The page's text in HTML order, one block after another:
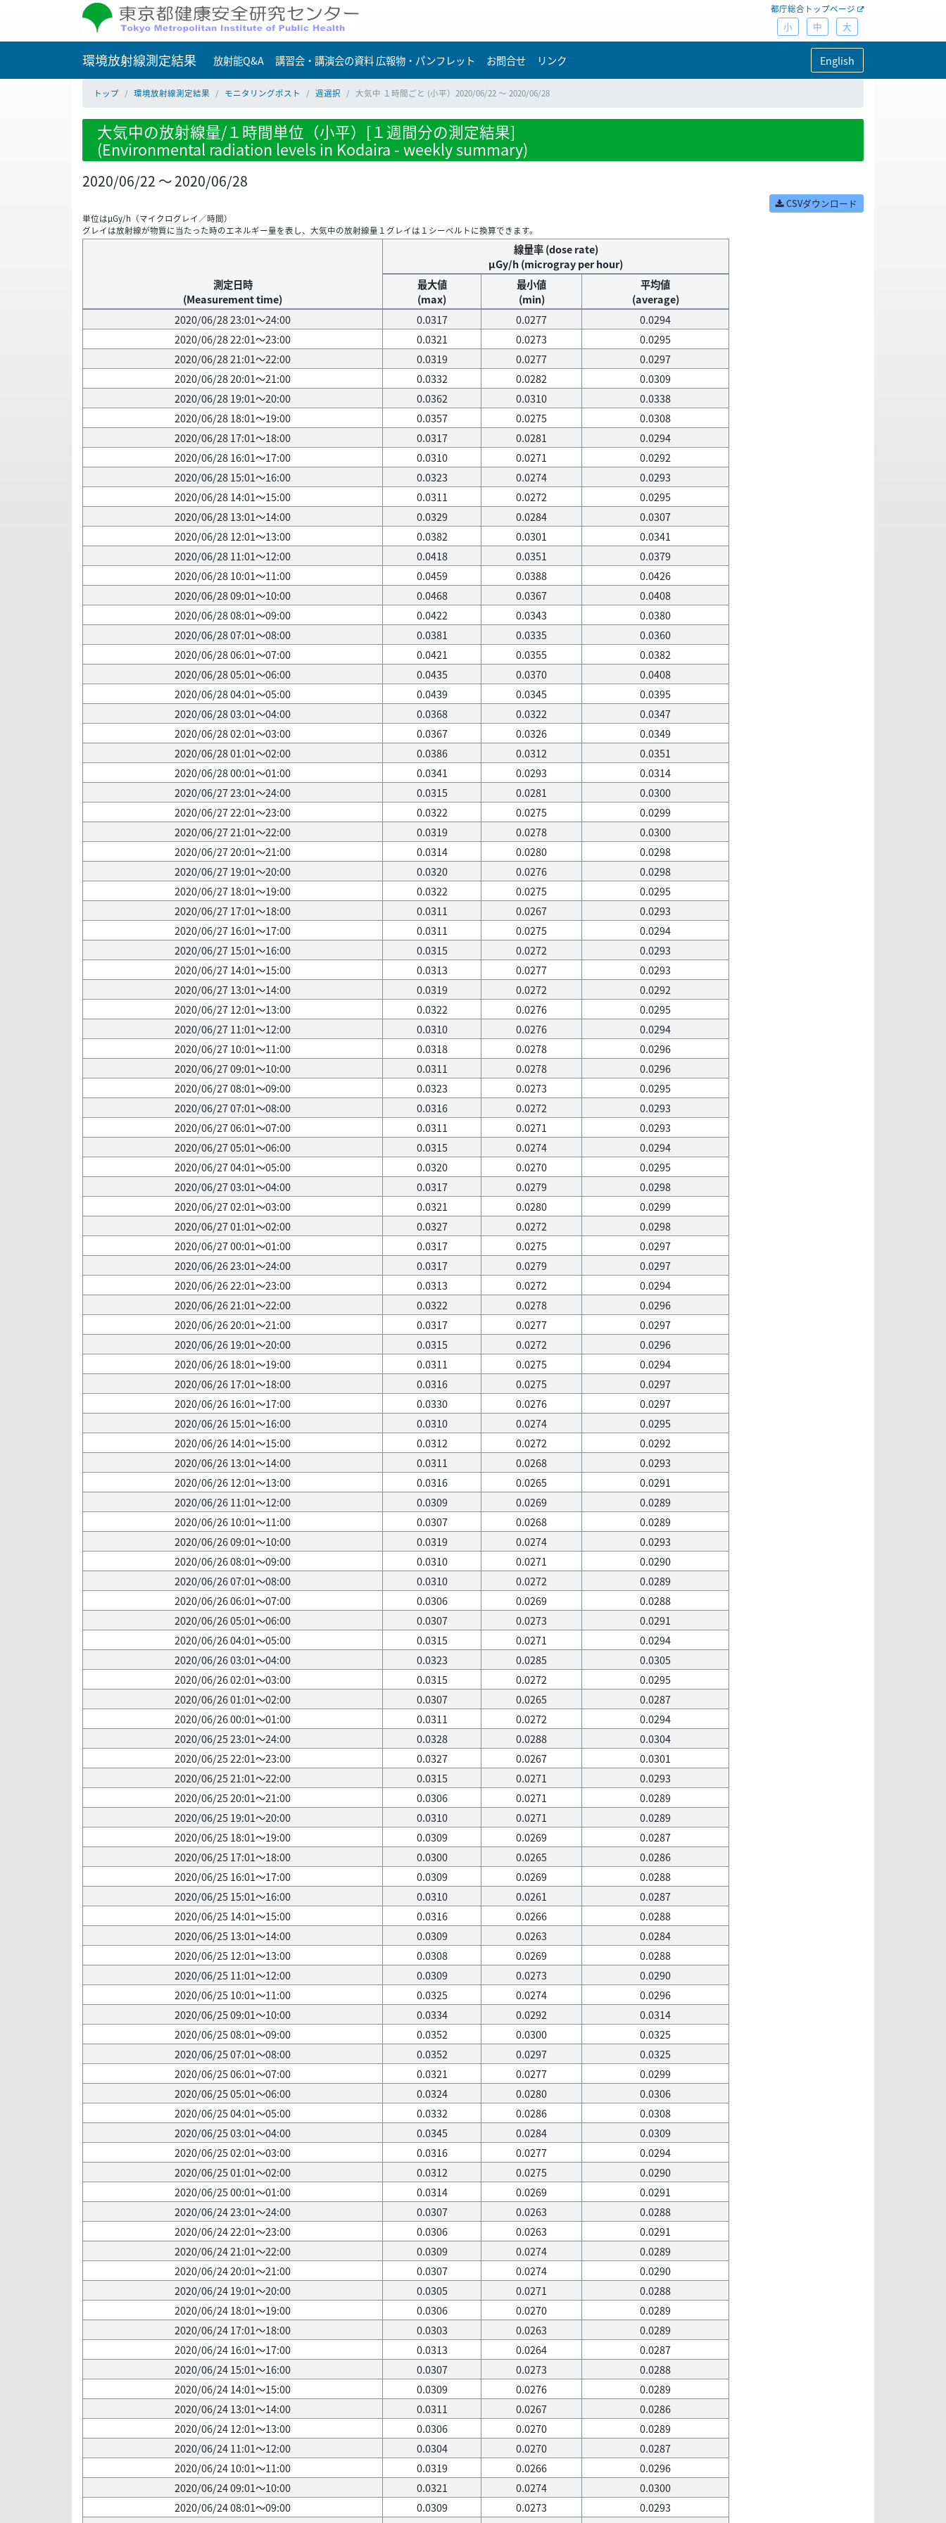
都庁総合トップページ
小 中 大
環境放射線測定結果 放射能Q&A 講習会・講演会の資料 広報物・パンフレット お問合せ リンク English
トップ 環境放射線測定結果 モニタリングポスト 週選択 大気中 １時間ごと (小平）2020/06/22 ～ 2020/06/28
大気中の放射線量/１時間単位（小平）[１週間分の測定結果]
(Environmental radiation levels in Kodaira - weekly summary)
2020/06/22 ～ 2020/06/28
CSVダウンロード
単位はμGy/h（マイクログレイ／時間）
グレイは放射線が物質に当たった時のエネルギー量を表し、大気中の放射線量１グレイは１シーベルトに換算できます。
測定日時
(Measurement time)
線量率 (dose rate)
μGy/h (microgray per hour)
最大値
(max)
最小値
(min)
平均値
(average)
2020/06/28 23:01～24:00
0.0317 0.0277
0.0294
2020/06/28 22:01～23:00
0.0321 0.0273
0.0295
2020/06/28 21:01～22:00
0.0319 0.0277
0.0297
2020/06/28 20:01～21:00
0.0332 0.0282
0.0309
2020/06/28 19:01～20:00
0.0362 0.0310
0.0338
2020/06/28 18:01～19:00
0.0357 0.0275
0.0308
2020/06/28 17:01～18:00
0.0317 0.0281
0.0294
2020/06/28 16:01～17:00
0.0310 0.0271
0.0292
2020/06/28 15:01～16:00
0.0323 0.0274
0.0293
2020/06/28 14:01～15:00
0.0311 0.0272
0.0295
2020/06/28 13:01～14:00
0.0329 0.0284
0.0307
2020/06/28 12:01～13:00
0.0382 0.0301
0.0341
2020/06/28 11:01～12:00
0.0418 0.0351
0.0379
2020/06/28 10:01～11:00
0.0459 0.0388
0.0426
2020/06/28 09:01～10:00
0.0468 0.0367
0.0408
2020/06/28 08:01～09:00
0.0422 0.0343
0.0380
2020/06/28 07:01～08:00
0.0381 0.0335
0.0360
2020/06/28 06:01～07:00
0.0421 0.0355
0.0382
2020/06/28 05:01～06:00
0.0435 0.0370
0.0408
2020/06/28 04:01～05:00
0.0439 0.0345
0.0395
2020/06/28 03:01～04:00
0.0368 0.0322
0.0347
2020/06/28 02:01～03:00
0.0367 0.0326
0.0349
2020/06/28 01:01～02:00
0.0386 0.0312
0.0351
2020/06/28 00:01～01:00
0.0341 0.0293
0.0314
2020/06/27 23:01～24:00
0.0315 0.0281
0.0300
2020/06/27 22:01～23:00
0.0322 0.0275
0.0299
2020/06/27 21:01～22:00
0.0319 0.0278
0.0300
2020/06/27 20:01～21:00
0.0314 0.0280
0.0298
2020/06/27 19:01～20:00
0.0320 0.0276
0.0298
2020/06/27 18:01～19:00
0.0322 0.0275
0.0295
2020/06/27 17:01～18:00
0.0311 0.0267
0.0293
2020/06/27 16:01～17:00
0.0311 0.0275
0.0294
2020/06/27 15:01～16:00
0.0315 0.0272
0.0293
2020/06/27 14:01～15:00
0.0313 0.0277
0.0293
2020/06/27 13:01～14:00
0.0319 0.0272
0.0292
2020/06/27 12:01～13:00
0.0322 0.0276
0.0295
2020/06/27 11:01～12:00
0.0310 0.0276
0.0294
2020/06/27 10:01～11:00
0.0318 0.0278
0.0296
2020/06/27 09:01～10:00
0.0311 0.0278
0.0296
2020/06/27 08:01～09:00
0.0323 0.0273
0.0295
2020/06/27 07:01～08:00
0.0316 0.0272
0.0293
2020/06/27 06:01～07:00
0.0311 0.0271
0.0293
2020/06/27 05:01～06:00
0.0315 0.0274
0.0294
2020/06/27 04:01～05:00
0.0320 0.0270
0.0295
2020/06/27 03:01～04:00
0.0317 0.0279
0.0298
2020/06/27 02:01～03:00
0.0321 0.0280
0.0299
2020/06/27 01:01～02:00
0.0327 0.0272
0.0298
2020/06/27 00:01～01:00
0.0317 0.0275
0.0297
2020/06/26 23:01～24:00
0.0317 0.0279
0.0297
2020/06/26 22:01～23:00
0.0313 0.0272
0.0294
2020/06/26 21:01～22:00
0.0322 0.0278
0.0296
2020/06/26 20:01～21:00
0.0317 0.0277
0.0297
2020/06/26 19:01～20:00
0.0315 0.0272
0.0296
2020/06/26 18:01～19:00
0.0311 0.0275
0.0294
2020/06/26 17:01～18:00
0.0316 0.0275
0.0297
2020/06/26 16:01～17:00
0.0330 0.0276
0.0297
2020/06/26 15:01～16:00
0.0310 0.0274
0.0295
2020/06/26 14:01～15:00
0.0312 0.0272
0.0292
2020/06/26 13:01～14:00
0.0311 0.0268
0.0293
2020/06/26 12:01～13:00
0.0316 0.0265
0.0291
2020/06/26 11:01～12:00
0.0309 0.0269
0.0289
2020/06/26 10:01～11:00
0.0307 0.0268
0.0289
2020/06/26 09:01～10:00
0.0319 0.0274
0.0293
2020/06/26 08:01～09:00
0.0310 0.0271
0.0290
2020/06/26 07:01～08:00
0.0310 0.0272
0.0289
2020/06/26 06:01～07:00
0.0306 0.0269
0.0288
2020/06/26 05:01～06:00
0.0307 0.0273
0.0291
2020/06/26 04:01～05:00
0.0315 0.0271
0.0294
2020/06/26 03:01～04:00
0.0323 0.0285
0.0305
2020/06/26 02:01～03:00
0.0315 0.0272
0.0295
2020/06/26 01:01～02:00
0.0307 0.0265
0.0287
2020/06/26 00:01～01:00
0.0311 0.0272
0.0294
2020/06/25 23:01～24:00
0.0328 0.0288
0.0304
2020/06/25 22:01～23:00
0.0327 0.0267
0.0301
2020/06/25 21:01～22:00
0.0315 0.0271
0.0293
2020/06/25 20:01～21:00
0.0306 0.0271
0.0289
2020/06/25 19:01～20:00
0.0310 0.0271
0.0289
2020/06/25 18:01～19:00
0.0309 0.0269
0.0287
2020/06/25 17:01～18:00
0.0300 0.0265
0.0286
2020/06/25 16:01～17:00
0.0309 0.0269
0.0288
2020/06/25 15:01～16:00
0.0310 0.0261
0.0287
2020/06/25 14:01～15:00
0.0316 0.0266
0.0288
2020/06/25 13:01～14:00
0.0309 0.0263
0.0284
2020/06/25 12:01～13:00
0.0308 0.0269
0.0288
2020/06/25 11:01～12:00
0.0309 0.0273
0.0290
2020/06/25 10:01～11:00
0.0325 0.0274
0.0296
2020/06/25 09:01～10:00
0.0334 0.0292
0.0314
2020/06/25 08:01～09:00
0.0352 0.0300
0.0325
2020/06/25 07:01～08:00
0.0352 0.0297
0.0325
2020/06/25 06:01～07:00
0.0321 0.0277
0.0299
2020/06/25 05:01～06:00
0.0324 0.0280
0.0306
2020/06/25 04:01～05:00
0.0332 0.0286
0.0308
2020/06/25 03:01～04:00
0.0345 0.0284
0.0309
2020/06/25 02:01～03:00
0.0316 0.0277
0.0294
2020/06/25 01:01～02:00
0.0312 0.0275
0.0290
2020/06/25 00:01～01:00
0.0314 0.0269
0.0291
2020/06/24 23:01～24:00
0.0307 0.0263
0.0288
2020/06/24 22:01～23:00
0.0306 0.0263
0.0291
2020/06/24 21:01～22:00
0.0309 0.0274
0.0289
2020/06/24 20:01～21:00
0.0307 0.0274
0.0290
2020/06/24 19:01～20:00
0.0305 0.0271
0.0288
2020/06/24 18:01～19:00
0.0306 0.0270
0.0289
2020/06/24 17:01～18:00
0.0303 0.0263
0.0289
2020/06/24 16:01～17:00
0.0313 0.0264
0.0287
2020/06/24 15:01～16:00
0.0307 0.0273
0.0288
2020/06/24 14:01～15:00
0.0309 0.0276
0.0289
2020/06/24 13:01～14:00
0.0311 0.0267
0.0286
2020/06/24 12:01～13:00
0.0306 0.0270
0.0289
2020/06/24 11:01～12:00
0.0304 0.0270
0.0287
2020/06/24 10:01～11:00
0.0319 0.0266
0.0296
2020/06/24 09:01～10:00
0.0321 0.0274
0.0300
2020/06/24 08:01～09:00
0.0309 0.0273
0.0293